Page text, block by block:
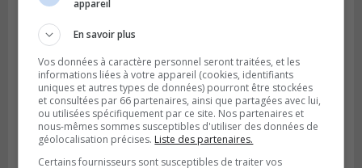
Publié le 6 août 2026 à 09h39
Longueuil injecte 1,5 M$ pour moderniser
deux stations de pompage
appareil
En savoir plus
Vos données à caractère personnel seront traitées, et les
informations liées à votre appareil (cookies, identifiants
uniques et autres types de données) pourront être stockées
et consultées par 66 partenaires, ainsi que partagées avec lui,
ou utilisées spécifiquement par ce site. Nos partenaires et
nous-mêmes sommes susceptibles d'utiliser des données de
géolocalisation précises. Liste des partenaires.
Certains fournisseurs sont susceptibles de traiter vos